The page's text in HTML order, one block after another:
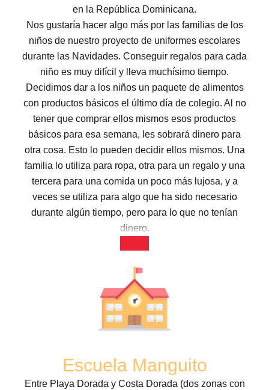
en la República Dominicana.
Nos gustaría hacer algo más por las familias de los
niños de nuestro proyecto de uniformes escolares
durante las Navidades. Conseguir regalos para cada
niño es muy difícil y lleva muchísimo tiempo.
Decidimos dar a los niños un paquete de alimentos
con productos básicos el último día de colegio. Al no
tener que comprar ellos mismos esos productos
básicos para esa semana, les sobrará dinero para
otra cosa. Esto lo pueden decidir ellos mismos. Una
familia lo utiliza para ropa, otra para un regalo y una
tercera para una comida un poco más lujosa, y a
veces se utiliza para algo que ha sido necesario
durante algún tiempo, pero para lo que no tenían
dinero.
Escuela Manguito
Entre Playa Dorada y Costa Dorada (dos zonas con